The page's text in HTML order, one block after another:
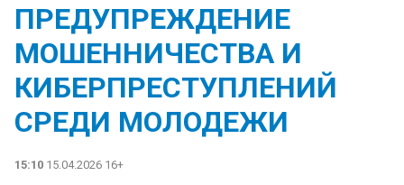
️ПРЕДУПРЕЖДЕНИЕ
МОШЕННИЧЕСТВА И
КИБЕРПРЕСТУПЛЕНИЙ
СРЕДИ МОЛОДЕЖИ️
15:10 15.04.2026 16+